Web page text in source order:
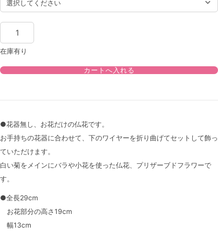
在庫有り
●花器無し、お花だけの仏花です。
お手持ちの花器に合わせて、下のワイヤーを折り曲げてセットして飾っ
ていただけます。
白い菊をメインにバラや小花を使った仏花、プリザーブドフラワーで
す。
●全長29cm
お花部分の高さ19cm
幅13cm